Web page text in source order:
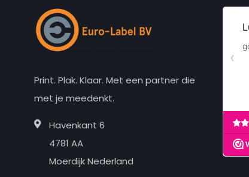
Print. Plak. Klaar. Met een partner die
met je meedenkt.
Havenkant 6
4781 AA
Moerdijk Nederland